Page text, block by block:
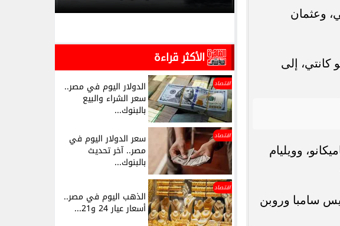
وعثمان
كانتي، إلى
وويليام
سامبا وروبن
الأكثر قراءة
اقتصاد الدولار اليوم في مصر..
سعر الشراء والبيع
بالبنوك...
اقتصاد سعر الدولار اليوم في
مصر.. آخر تحديث
بالبنوك...
اقتصاد
الذهب اليوم في مصر..
أسعار عيار 24 و21...